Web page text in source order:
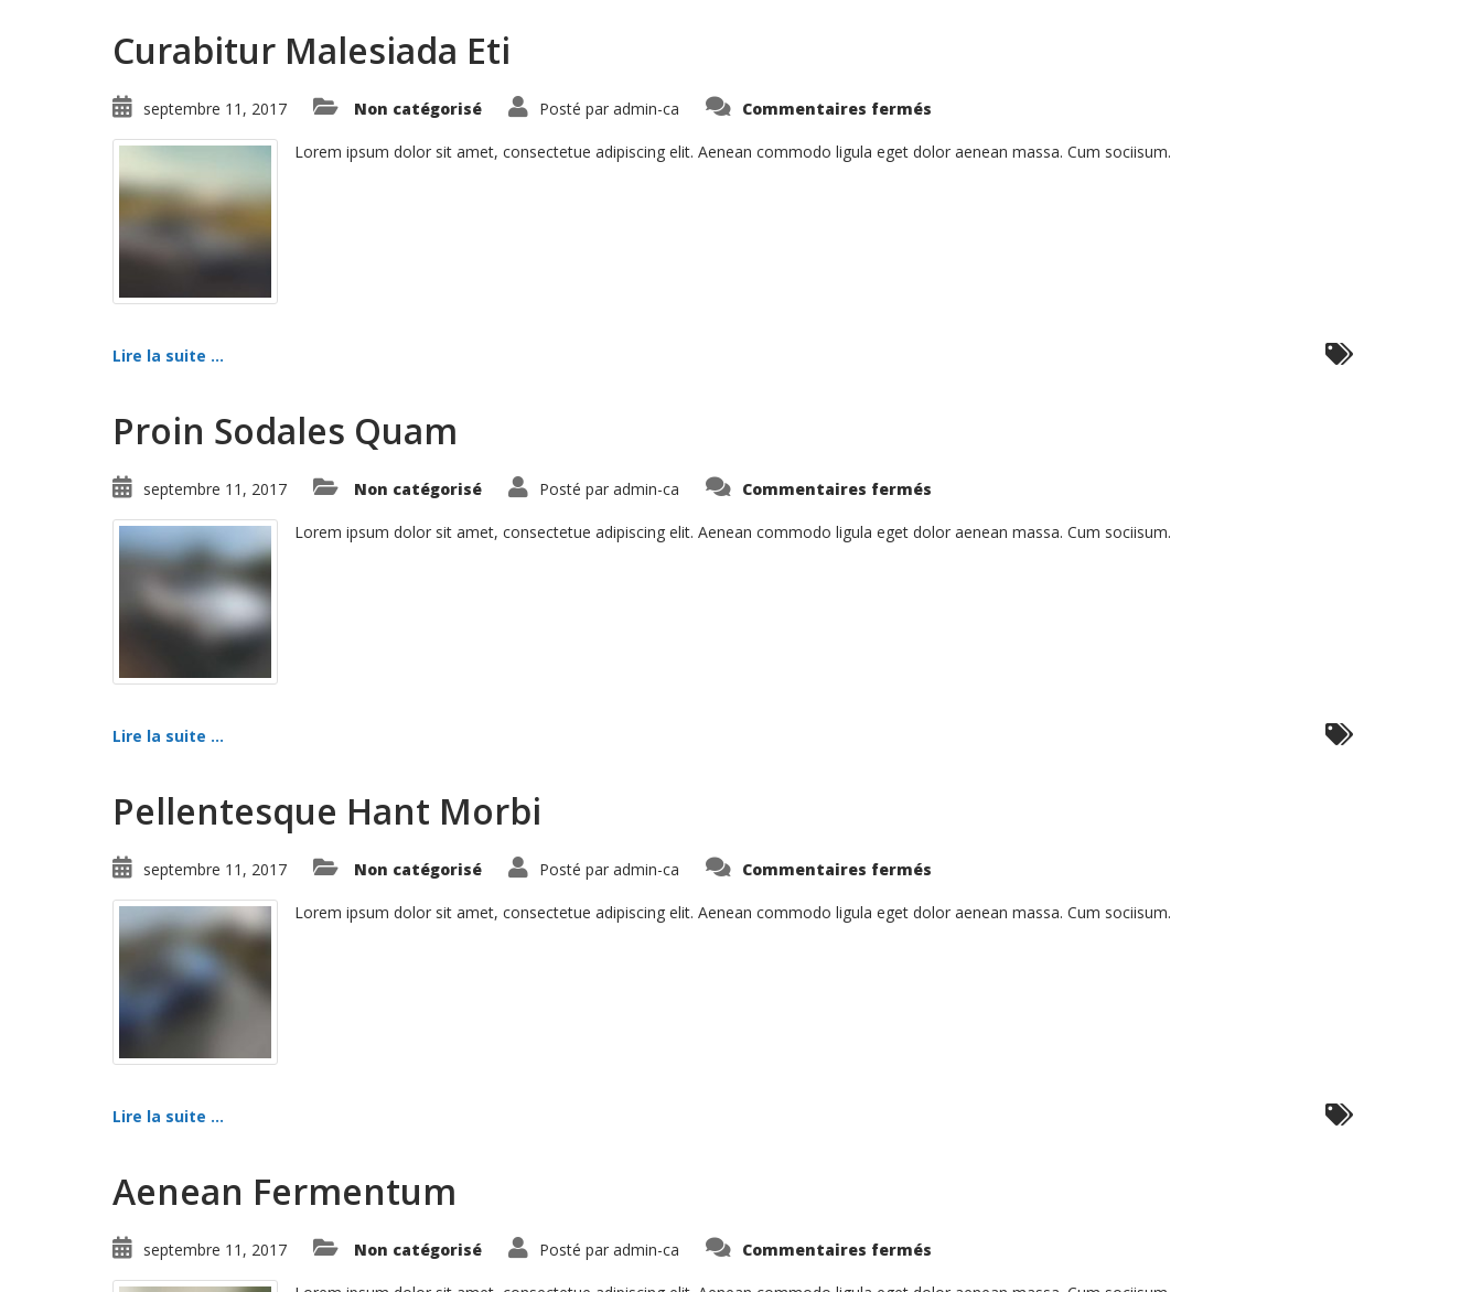
Curabitur Malesiada Eti
septembre 11, 2017 Non catégorisé Posté par admin-ca Commentaires fermés
Eti
Lorem ipsum dolor sit amet, consectetue adipiscing elit. Aenean commodo ligula eget dolor aenean massa. Cum sociisum.
Lire la suite ...
Proin Sodales Quam
septembre 11, 2017 Non catégorisé Posté par admin-ca Commentaires fermés
Quam
Lorem ipsum dolor sit amet, consectetue adipiscing elit. Aenean commodo ligula eget dolor aenean massa. Cum sociisum.
Lire la suite ...
Pellentesque Hant Morbi
septembre 11, 2017 Non catégorisé Posté par admin-ca Commentaires fermés
Morbi
Lorem ipsum dolor sit amet, consectetue adipiscing elit. Aenean commodo ligula eget dolor aenean massa. Cum sociisum.
Lire la suite ...
Aenean Fermentum
septembre 11, 2017 Non catégorisé Posté par admin-ca Commentaires fermés